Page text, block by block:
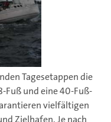
Tagesetappen die
Fuß und eine 40-Fuß-
vielfältigen
Zielhafen. Je nach